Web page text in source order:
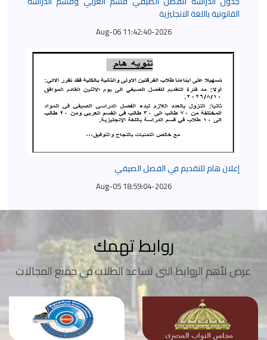
القانونية باللغة الانجليزية
2026-Aug-06 11:42:40
إعلان هام للتقديم في الفصل الصيفي
2026-Aug-05 18:59:04
روابط تهمك
عرض لأهم الروابط التى تساعد الطلاب في جميع المجالات